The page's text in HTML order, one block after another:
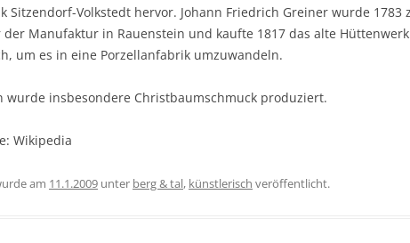
Sitzendorf-Volkstedt hervor. Johann Friedrich Greiner wurde 1783
Manufaktur in Rauenstein und kaufte 1817 das alte
um es in eine Porzellanfabrik umzuwandeln.
wurde insbesondere Christbaumschmuck produziert.
Wikipedia
am 11.1.2009 unter berg & tal, künstlerisch veröffentlicht.